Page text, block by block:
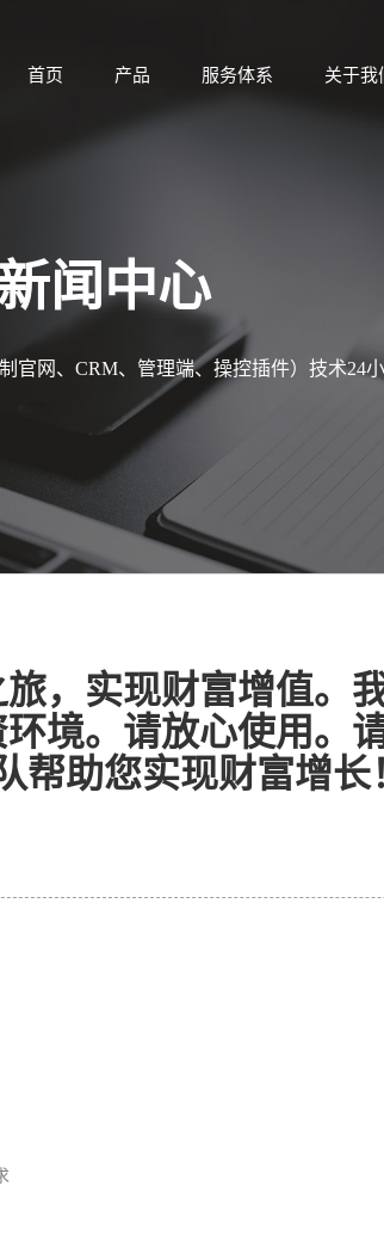
首页 产品 服务体系 关于我
闻中心
官网、CRM、管理端、操控插件）技术24小
，实现财富增值。
境。请放心使用。
帮助您实现财富增长